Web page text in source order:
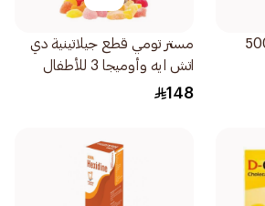
د 3 50000
مستر تومي قطع جيلاتينية دي
اتش ايه وأوميجا 3 للأطفال
60قطعة
148